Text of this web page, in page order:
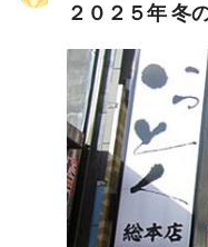
２０